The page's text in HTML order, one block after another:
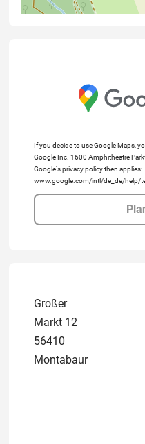
If you decide to use Google Maps,
Google Inc. 1600 Amphitheatre
Google's privacy policy then applies:
www.google.com/intl/de_de/help/
Großer
Markt 12
56410
Montabaur